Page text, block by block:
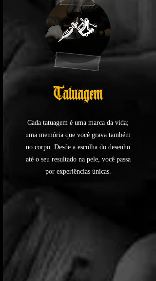
Tatuagem
Cada tatuagem é uma marca da vida;
uma memória que você grava também
no corpo. Desde a escolha do desenho
até o seu resultado na pele, você passa
por experiências únicas.